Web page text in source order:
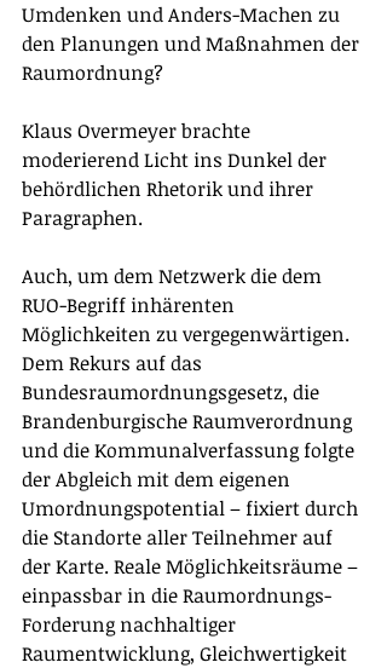
Umdenken und Anders-Machen zu
den Planungen und Maßnahmen der
Raumordnung?
Klaus Overmeyer brachte
moderierend Licht ins Dunkel der
behördlichen Rhetorik und ihrer
Paragraphen.
Auch, um dem Netzwerk die dem
RUO-Begriff inhärenten
Möglichkeiten zu vergegenwärtigen.
Dem Rekurs auf das
Bundesraumordnungsgesetz, die
Brandenburgische Raumverordnung
und die Kommunalverfassung folgte
der Abgleich mit dem eigenen
Umordnungspotential – fixiert durch
die Standorte aller Teilnehmer auf
der Karte. Reale Möglichkeitsräume –
einpassbar in die Raumordnungs-
Forderung nachhaltiger
Raumentwicklung, Gleichwertigkeit